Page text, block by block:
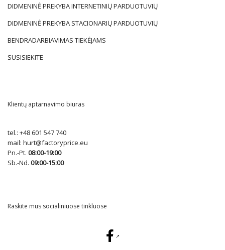
DIDMENINĖ PREKYBA INTERNETINIŲ PARDUOTUVIŲ
DIDMENINĖ PREKYBA STACIONARIŲ PARDUOTUVIŲ
BENDRADARBIAVIMAS TIEKĖJAMS
SUSISIEKITE
Klientų aptarnavimo biuras
tel.: +48 601 547 740
mail: hurt@factoryprice.eu
Pn.-Pt. 08:00-19:00
Sb.-Nd. 09:00-15:00
Raskite mus socialiniuose tinkluose